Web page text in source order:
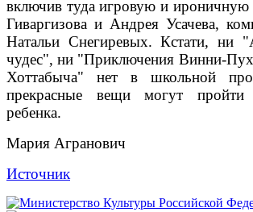
включив туда игровую и
Гиваргизова и Андрея Усачева,
Натальи Снегиревых. Кстати, ни
чудес", ни "Приключения Винни-
Хоттабыча" нет в школьной
прекрасные вещи могут
ребенка.
Мария Агранович
Источник